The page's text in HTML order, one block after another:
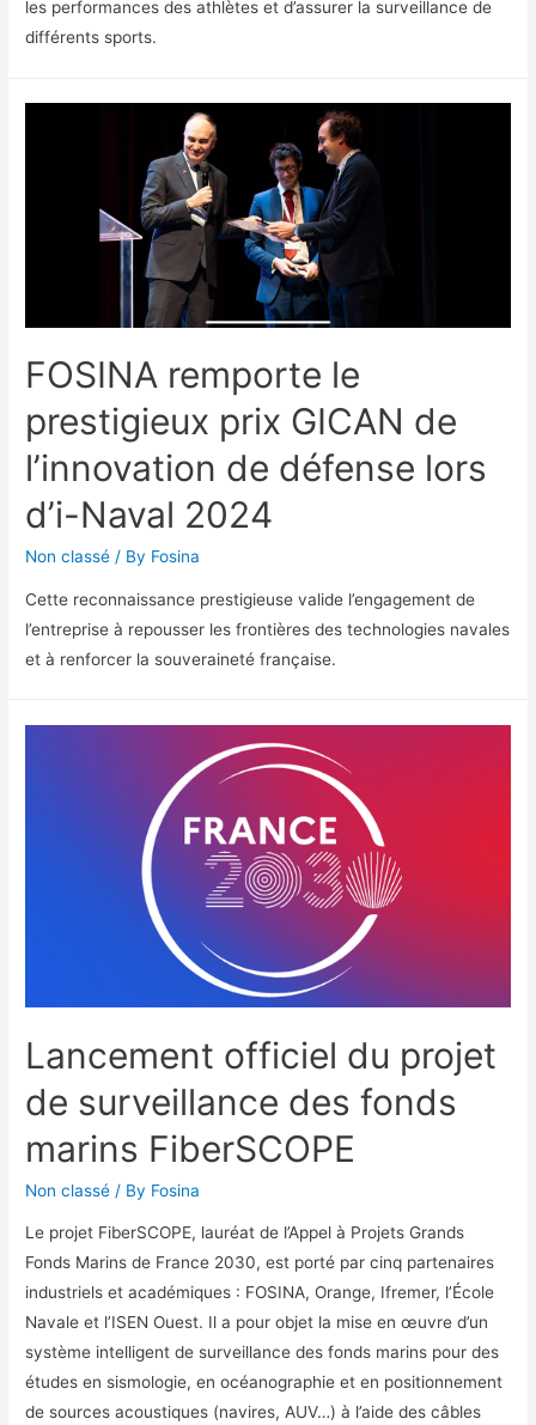
les performances des athlètes et d’assurer la surveillance de
différents sports.
FOSINA remporte le
prestigieux prix GICAN de
l’innovation de défense lors
d’i-Naval 2024
Non classé / By Fosina
Cette reconnaissance prestigieuse valide l’engagement de
l’entreprise à repousser les frontières des technologies navales
et à renforcer la souveraineté française.
Lancement officiel du projet
de surveillance des fonds
marins FiberSCOPE
Non classé / By Fosina
Le projet FiberSCOPE, lauréat de l’Appel à Projets Grands
Fonds Marins de France 2030, est porté par cinq partenaires
industriels et académiques : FOSINA, Orange, Ifremer, l’École
Navale et l’ISEN Ouest. Il a pour objet la mise en œuvre d’un
système intelligent de surveillance des fonds marins pour des
études en sismologie, en océanographie et en positionnement
de sources acoustiques (navires, AUV…) à l’aide des câbles